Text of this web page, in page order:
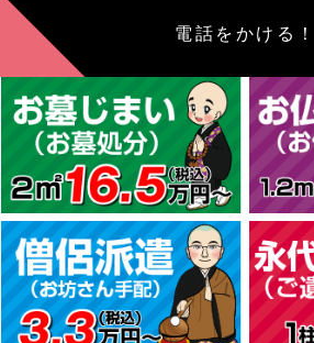
電話をかける！